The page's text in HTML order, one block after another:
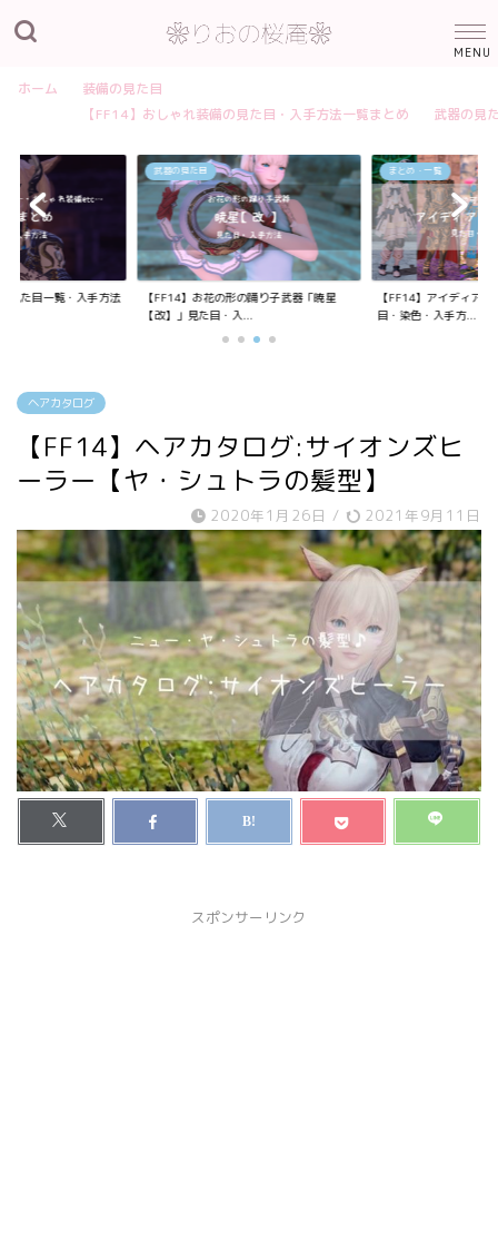
ホーム
装備の見た目
【FF14】おしゃれ装備の見た目・入手方法一覧まとめ
武器の見
見た目一覧・入手方法
武器の見た目
【FF14】お花の形の踊り子武器「暁星
【改】」見た目・入...
まとめ・一覧
【FF14】アイディア
目・染色・入手方...
ヘアカタログ
【FF14】ヘアカタログ:サイオンズヒ
ーラー【ヤ・シュトラの髪型】
2020年1月26日 / 2021年9月11日
スポンサーリンク